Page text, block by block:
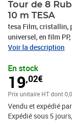
Tour de 8
10 m TESA
tesa Film, cristallin,
universel, en film
de la bobine: 25
Voir la description
En stock
19,02€
Prix unitaire HTdont
Vendu et expédié par
Expédié sous 5 jours